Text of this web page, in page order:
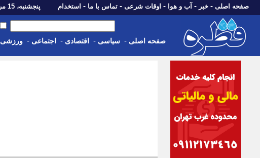
صفحه اصلی - خبر - آب و هوا - اوقات شرعی - تماس با ما - استخدام پنجشنبه، 15 مرداد 1405 - Thu, 06th Aug 2026
صفحه اصلی - سیاسی - اقتصادی - اجتماعی - ورزشی